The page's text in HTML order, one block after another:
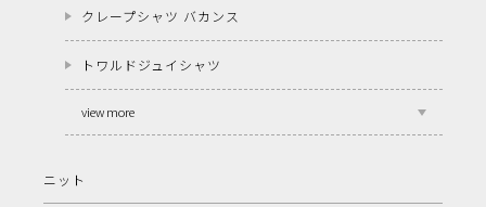
クレープシャツ バカンス
トワルドジュイシャツ
view more
ニット